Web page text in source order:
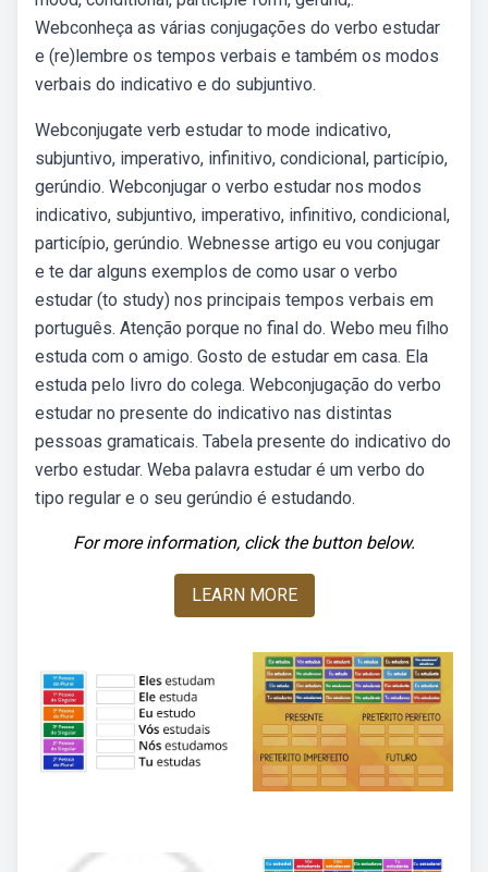
Webconheça as várias conjugações do verbo estudar
e (re)lembre os tempos verbais e também os modos
verbais do indicativo e do subjuntivo.
Webconjugate verb estudar to mode indicativo,
subjuntivo, imperativo, infinitivo, condicional, particípio,
gerúndio. Webconjugar o verbo estudar nos modos
indicativo, subjuntivo, imperativo, infinitivo, condicional,
particípio, gerúndio. Webnesse artigo eu vou conjugar
e te dar alguns exemplos de como usar o verbo
estudar (to study) nos principais tempos verbais em
português. Atenção porque no final do. Webo meu filho
estuda com o amigo. Gosto de estudar em casa. Ela
estuda pelo livro do colega. Webconjugação do verbo
estudar no presente do indicativo nas distintas
pessoas gramaticais. Tabela presente do indicativo do
verbo estudar. Weba palavra estudar é um verbo do
tipo regular e o seu gerúndio é estudando.
For more information, click the button below.
LEARN MORE